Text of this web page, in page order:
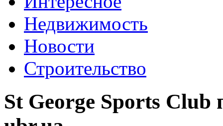
Недвижимость
Новости
Строительство
St George Sports